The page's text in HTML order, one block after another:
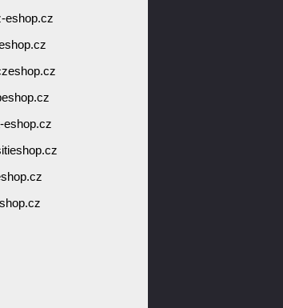
eshop.cz
eshop.cz